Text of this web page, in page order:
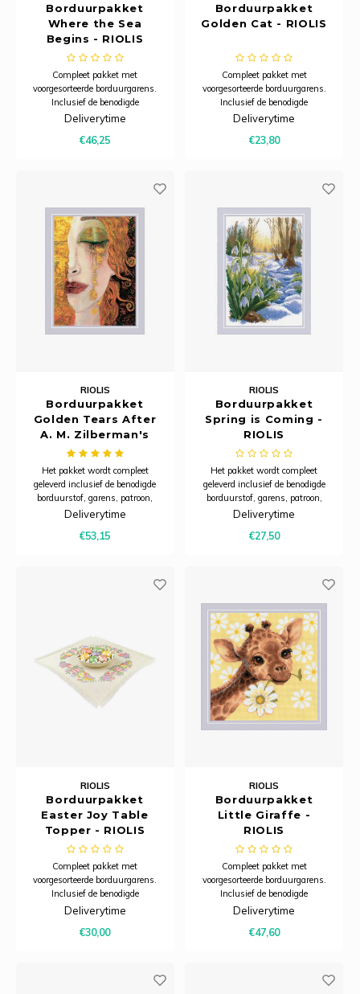
Borduurpakket
Where the Sea
Begins - RIOLIS
Compleet pakket met
voorgesorteerde borduurgarens.
Inclusief de benodigde
borduurstof, garens, patroon,
Deliverytime
€46,25
Borduurpakket
Golden Cat - RIOLIS
Compleet pakket met
voorgesorteerde borduurgarens.
Inclusief de benodigde
borduurstof, garens, patroon,
Deliverytime
€23,80
RIOLIS
Borduurpakket
Golden Tears After
A. M. Zilberman's
Painting - RIOLIS
Het pakket wordt compleet
geleverd inclusief de benodigde
borduurstof, garens, patroon,
naald en beschrijving.
Deliverytime
€53,15
RIOLIS
Borduurpakket
Spring is Coming -
RIOLIS
Het pakket wordt compleet
geleverd inclusief de benodigde
borduurstof, garens, patroon,
naald en beschrijving.
Deliverytime
€27,50
RIOLIS
Borduurpakket
Easter Joy Table
Topper - RIOLIS
Compleet pakket met
voorgesorteerde borduurgarens.
Inclusief de benodigde
borduurstof, garens, patroon,
Deliverytime
€30,00
RIOLIS
Borduurpakket
Little Giraffe -
RIOLIS
Compleet pakket met
voorgesorteerde borduurgarens.
Inclusief de benodigde
borduurstof, garens, patroon,
Deliverytime
€47,60